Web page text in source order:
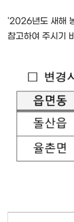
'2026년도 새해
참고하여 주시기